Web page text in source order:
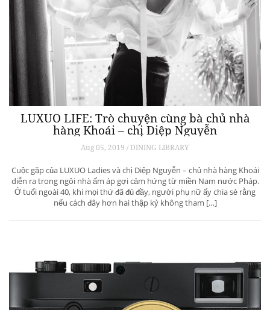
LUXUO LIFE: Trò chuyện cùng bà chủ nhà
hàng Khoái – chị Diệp Nguyễn
Aug 05, 2019 / DINING LIBRARY
Cuộc gặp của LUXUO Ladies và chị Diệp Nguyễn – chủ nhà hàng Khoái
diễn ra trong ngôi nhà ấm áp gợi cảm hứng từ miền Nam nước Pháp.
Ở tuổi ngoài 40, khi mọi thứ đã đủ đầy, người phụ nữ ấy chia sẻ rằng
nếu cách đây hơn hai thập kỷ không tham […]